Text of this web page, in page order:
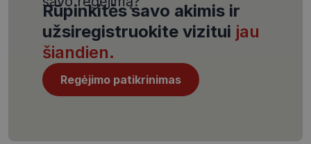
Rūpinkitės savo akimis ir
užsiregistruokite vizitui jau
šiandien.
Regėjimo patikrinimas
CookieScriptConsent
CookieScript
www.visionexpress.lt